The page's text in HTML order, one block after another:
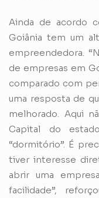
Ainda de acordo
Goiânia tem um
empreendedora.
de empresas em
comparado com
uma resposta de
melhorado. Aqui
Capital do
“dormitório”. É
tiver interesse
abrir uma
facilidade”,